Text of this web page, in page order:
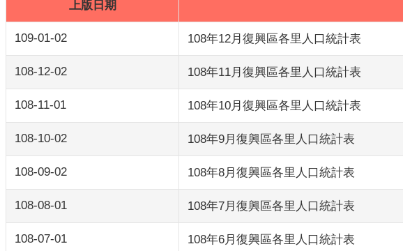
上版日期
109-01-02 108年12月復興區各里人口統計表
108-12-02 108年11月復興區各里人口統計表
108-11-01 108年10月復興區各里人口統計表
108-10-02 108年9月復興區各里人口統計表
108-09-02 108年8月復興區各里人口統計表
108-08-01 108年7月復興區各里人口統計表
108-07-01 108年6月復興區各里人口統計表